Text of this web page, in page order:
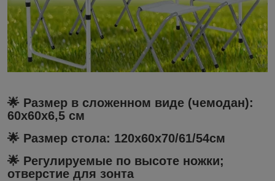
🌟 Размер в сложенном виде (чемодан):
60x60x6,5 см
🌟 Размер стола: 120x60x70/61/54см
🌟 Регулируемые по высоте ножки;
отверстие для зонта